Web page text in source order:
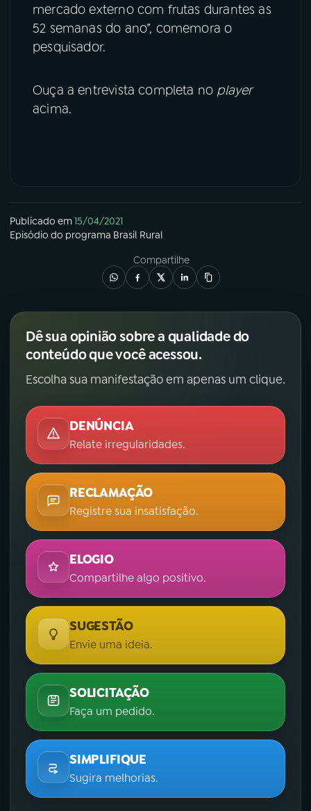
mercado externo com frutas durantes as
52 semanas do ano”, comemora o
pesquisador.
Ouça a entrevista completa no player
acima.
Publicado em15/04/2021
Episódio do programa Brasil Rural
Compartilhe
Dê sua opinião sobre a qualidade do
conteúdo que você acessou.
Escolha sua manifestação em apenas um clique.
DENÚNCIA
Relate irregularidades.
RECLAMAÇÃO
Registre sua insatisfação.
ELOGIO
Compartilhe algo positivo.
SUGESTÃO
Envie uma ideia.
SOLICITAÇÃO
Faça um pedido.
SIMPLIFIQUE
Sugira melhorias.